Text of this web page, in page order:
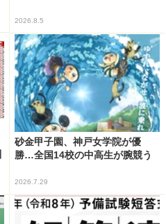
2026.8.5
砂金甲子園、神戸女学院が優
勝…全国14校の中高生が腕競う
2026.7.29